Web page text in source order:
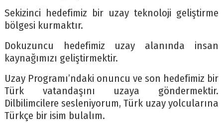
Sekizinci hedefimiz bir uzay teknoloji geliştirme
bölgesi kurmaktır.
Dokuzuncu hedefimiz uzay alanında insan
kaynağımızı geliştirmektir.
Uzay Programı’ndaki onuncu ve son hedefimiz bir
Türk vatandaşını uzaya göndermektir.
Dilbilimcilere sesleniyorum, Türk uzay yolcularına
Türkçe bir isim bulalım.